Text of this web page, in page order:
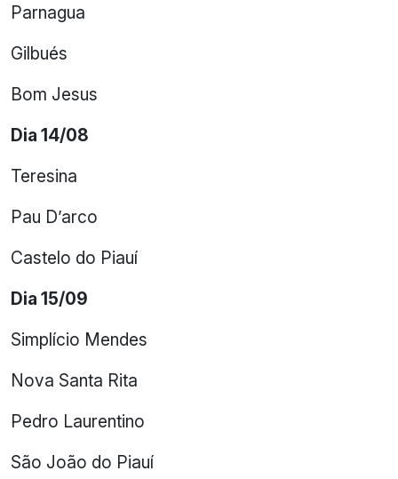
Parnagua
Gilbués
Bom Jesus
Dia 14/08
Teresina
Pau D’arco
Castelo do Piauí
Dia 15/09
Simplício Mendes
Nova Santa Rita
Pedro Laurentino
São João do Piauí